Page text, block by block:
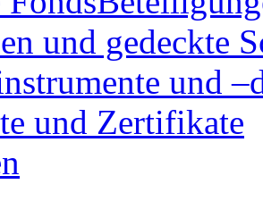
und gedeckte
und
und Zertifikate